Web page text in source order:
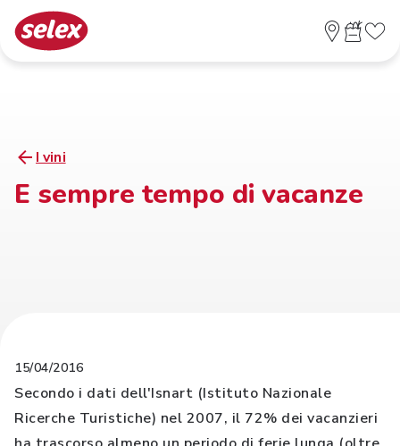
I vini
E sempre tempo di vacanze
15/04/2016
Secondo i dati dell'Isnart (Istituto Nazionale
Ricerche Turistiche) nel 2007, il 72% dei vacanzieri